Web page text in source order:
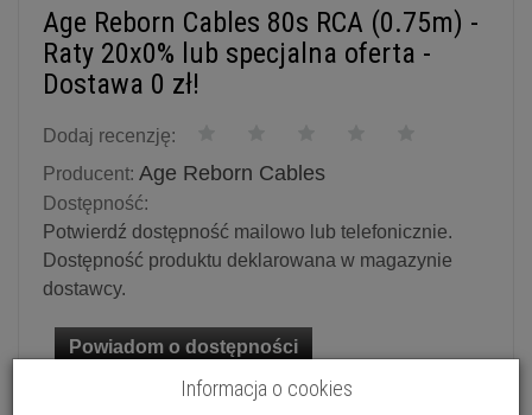
Age Reborn Cables 80s RCA (0.75m) -
Raty 20x0% lub specjalna oferta -
Dostawa 0 zł!
Dodaj recenzję:
Producent: Age Reborn Cables
Dostępność:
Potwierdź dostępność mailowo lub telefonicznie.
Dostępność produktu deklarowana w magazynie
dostawcy.
Powiadom o dostępności
Informacja o cookies